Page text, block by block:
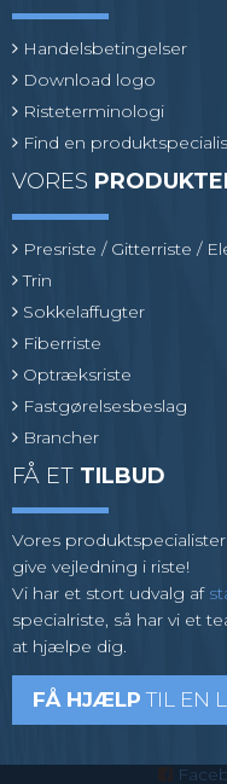
Handelsbetingelser
Download logo
Risteterminologi
Find en
VORES
Presriste / Gitterriste /
Trin
Sokkelaffugter
Fiberriste
Optræksriste
Fastgørelsesbeslag
Brancher
FÅ ET TILBUD
Vores
give vejledning i riste!
Vi har et stort udvalg af
specialriste, så har vi et
at hjælpe dig.
FÅ HJÆLP TIL EN